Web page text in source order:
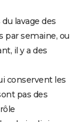
lavage des
par semaine, ou
il y a des
conservent les
pas des